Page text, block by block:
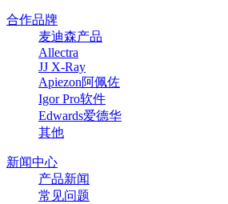
合作品牌
麦迪森产品
Allectra
JJ X-Ray
Apiezon阿佩佐
Igor Pro软件
Edwards爱德华
其他
新闻中心
产品新闻
常见问题